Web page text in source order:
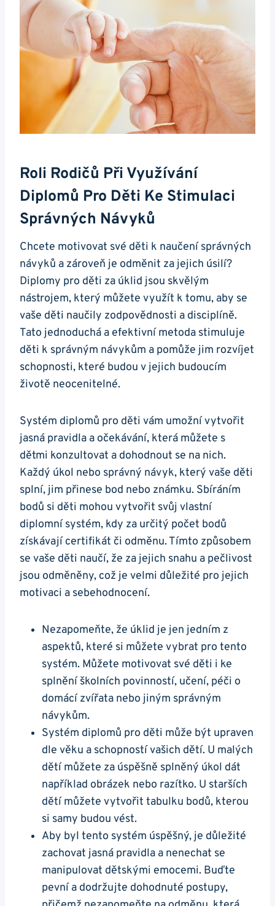
Roli Rodičů Při Využívání
Diplomů Pro Děti Ke Stimulaci
Správných Návyků
Chcete motivovat své děti k naučení správných
návyků a zároveň je odměnit za jejich úsilí?
Diplomy pro děti za úklid jsou skvělým
nástrojem, který můžete využít k tomu, aby se
vaše děti naučily zodpovědnosti a disciplíně.
Tato jednoduchá a efektivní metoda stimuluje
děti k správným návykům a pomůže jim rozvíjet
schopnosti, které budou v jejich budoucím
životě neocenitelné.
Systém diplomů pro děti vám umožní vytvořit
jasná pravidla a očekávání, která můžete s
dětmi konzultovat a dohodnout se na nich.
Každý úkol nebo správný návyk, který vaše děti
splní, jim přinese bod nebo známku. Sbíráním
bodů si děti mohou vytvořit svůj vlastní
diplomní systém, kdy za určitý počet bodů
získávají certifikát či odměnu. Tímto způsobem
se vaše děti naučí, že za jejich snahu a pečlivost
jsou odměněny, což je velmi důležité pro jejich
motivaci a sebehodnocení.
Nezapomeňte, že úklid je jen jedním z
aspektů, které si můžete vybrat pro tento
systém. Můžete motivovat své děti i ke
splnění školních povinností, učení, péči o
domácí zvířata nebo jiným správným
návykům.
Systém diplomů pro děti může být upraven
dle věku a schopností vašich dětí. U malých
dětí můžete za úspěšně splněný úkol dát
například obrázek nebo razítko. U starších
dětí můžete vytvořit tabulku bodů, kterou
si samy budou vést.
Aby byl tento systém úspěšný, je důležité
zachovat jasná pravidla a nenechat se
manipulovat dětskými emocemi. Buďte
pevní a dodržujte dohodnuté postupy,